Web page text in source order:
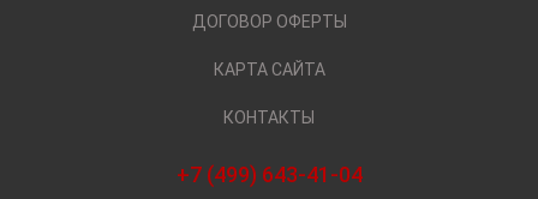
ДОГОВОР ОФЕРТЫ
КАРТА САЙТА
КОНТАКТЫ
+7 (499) 643-41-04